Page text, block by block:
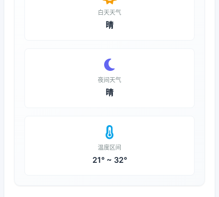
白天天气
晴
夜间天气
晴
温度区间
21° ~ 32°